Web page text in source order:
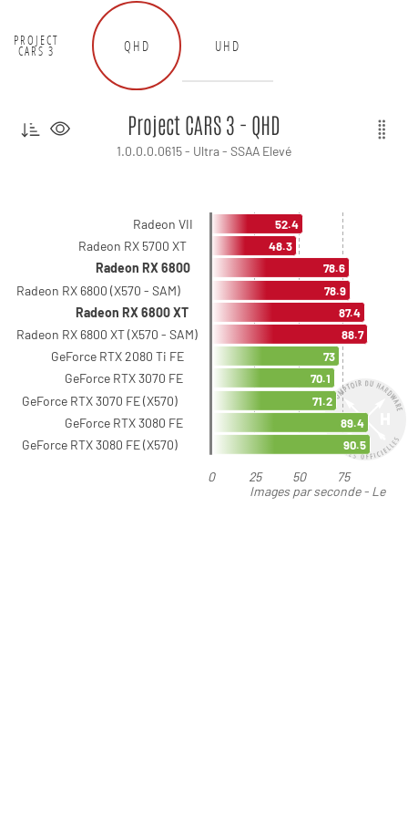
PROJECT
CARS 3 QHD UHD
Images par seconde - Le
Project CARS 3 - QHD
1.0.0.0.0615 - Ultra - SSAA Elevé
0 25 50 75
Radeon VII
Radeon RX 5700 XT
Radeon RX 6800
Radeon RX 6800 (X570 - SAM)
Radeon RX 6800 XT
Radeon RX 6800 XT (X570 - SAM)
GeForce RTX 2080 Ti FE
GeForce RTX 3070 FE
GeForce RTX 3070 FE (X570)
GeForce RTX 3080 FE
GeForce RTX 3080 FE (X570)
52.4
48.3
78.6
78.9
87.4
88.7
73
70.1
71.2
89.4
90.5